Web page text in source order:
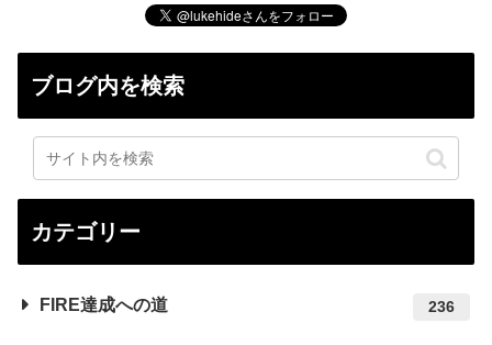
ブログ内を検索
カテゴリー
FIRE達成への道 236